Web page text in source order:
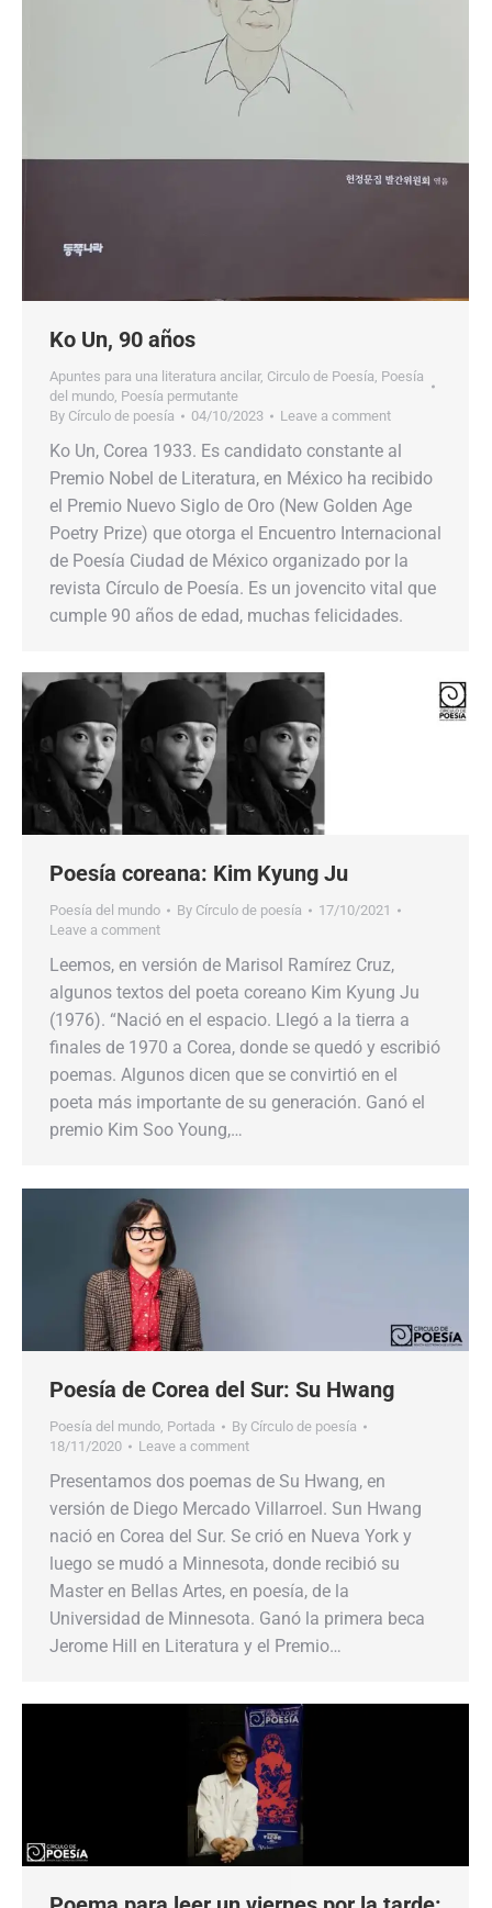
Ko Un, 90 años
Apuntes para una literatura ancilar, Circulo de Poesía Poesía
del mundo Poesía permutante
By Círculo de poesía 04/10/2023 Leave a comment
Ko Un, Corea 1933. Es candidato constante al
Premio Nobel de Literatura, en México ha recibido
el Premio Nuevo Siglo de Oro (New Golden Age
Poetry Prize) que otorga el Encuentro Internacional
de Poesía Ciudad de México organizado por la
revista Círculo de Poesía. Es un jovencito vital que
cumple 90 años de edad, muchas felicidades.
Poesía coreana: Kim Kyung Ju
Poesía del mundo By Círculo de poesía
17/10/2021
Leave a comment
Leemos, en versión de Marisol Ramírez Cruz,
algunos textos del poeta coreano Kim Kyung Ju
(1976). “Nació en el espacio. Llegó a la tierra a
finales de 1970 a Corea, donde se quedó y escribió
poemas. Algunos dicen que se convirtió en el
poeta más importante de su generación. Ganó el
premio Kim Soo Young,…
Poesía de Corea del Sur: Su Hwang
Poesía del mundo, Portada By Círculo de poesía
18/11/2020
Leave a comment
Presentamos dos poemas de Su Hwang, en
versión de Diego Mercado Villarroel. Sun Hwang
nació en Corea del Sur. Se crió en Nueva York y
luego se mudó a Minnesota, donde recibió su
Master en Bellas Artes, en poesía, de la
Universidad de Minnesota. Ganó la primera beca
Jerome Hill en Literatura y el Premio…